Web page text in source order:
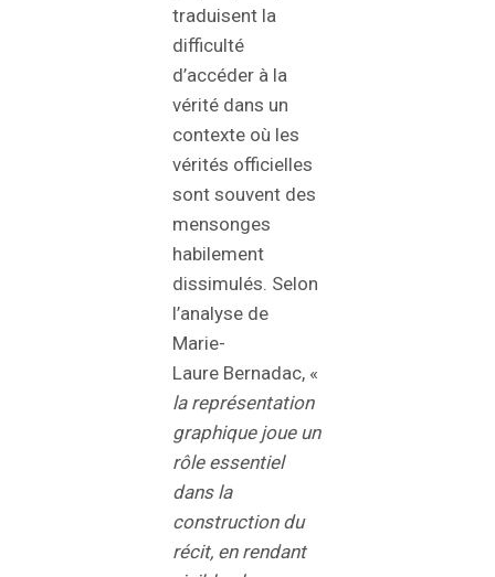
traduisent la
difficulté
d’accéder à la
vérité dans un
contexte où les
vérités officielles
sont souvent des
mensonges
habilement
dissimulés. Selon
l’analyse de
Marie-
Laure Bernadac, «
la représentation
graphique joue un
rôle essentiel
dans la
construction du
récit, en rendant